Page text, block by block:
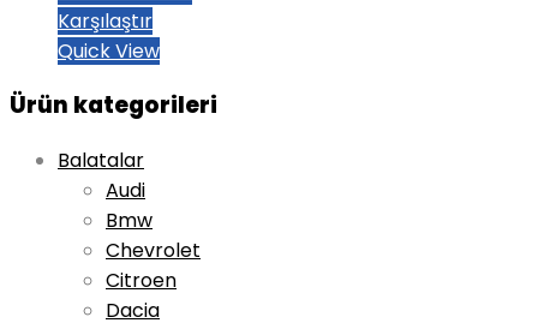
Karşılaştır
Quick View
Ürün kategorileri
Balatalar
Audi
Bmw
Chevrolet
Citroen
Dacia